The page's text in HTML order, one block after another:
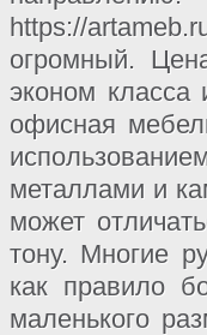
https://
огромный.
эконом класса
офисная
металлами и
может
тону. Многие
как правило
маленького